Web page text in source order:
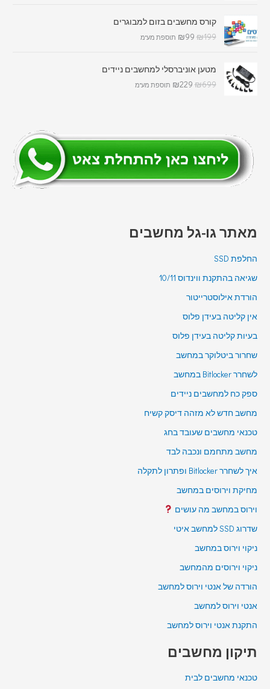
קורס מחשבים בזום למבוגרים
₪199
₪99 תוספת מע"מ
מטען אוניברסלי למחשבים ניידים
₪699
₪229 תוספת מע"מ
מאתר גו-גל מחשבים
החלפת SSD
שגיאה בהתקנת ווינדוס 10/11
הורדת אילוסטרייטור
אין קליטה בעידן פלוס
בעיות קליטה בעידן פלוס
שחרור ביטלוקר במחשב
לשחרר Bitlocker במחשב
ספק כח למחשבים ניידים
מחשב חדש לא מזהה דיסק קשיח
טכנאי מחשבים שעובד בחג
מחשב מתחמם ונכבה לבד
איך לשחרר Bitlocker ופתרון לתקלה
מחיקת וירוסים במחשב
וירוס במחשב מה עושים
שדרוג SSD למחשב איטי
ניקוי וירוס במחשב
ניקוי וירוסים מהמחשב
הורדה של אנטי וירוס למחשב
אנטי וירוס למחשב
התקנת אנטי וירוס למחשב
תיקון מחשבים
טכנאי מחשבים לבית